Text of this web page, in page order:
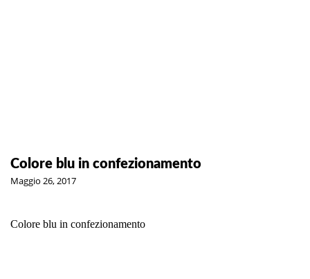
Colore blu in confezionamento
Maggio 26, 2017
Colore blu in confezionamento